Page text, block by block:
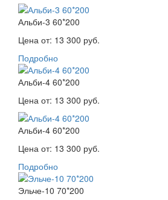
Альби-3 60*200
Цена от: 13 300 руб.
Подробно
Альби-4 60*200
Цена от: 13 300 руб.
Альби-4 60*200
Цена от: 13 300 руб.
Подробно
Эльче-10 70*200